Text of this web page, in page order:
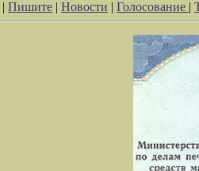
| Пишите | Новости | Голосование |